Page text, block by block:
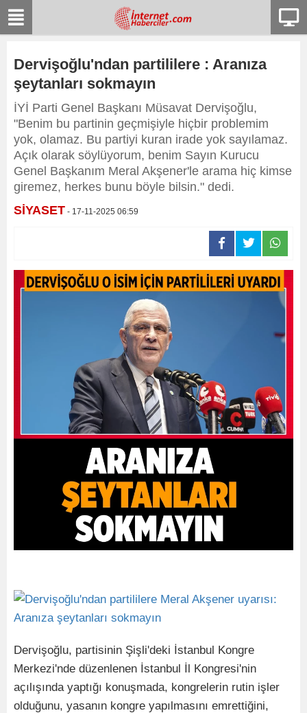
Dervişoğlu'ndan partililere : Aranıza
şeytanları sokmayın
İYİ Parti Genel Başkanı Müsavat Dervişoğlu,
"Benim bu partinin geçmişiyle hiçbir problemim
yok, olamaz. Bu partiyi kuran irade yok sayılamaz.
Açık olarak söylüyorum, benim Sayın Kurucu
Genel Başkanım Meral Akşener'le arama hiç kimse
giremez, herkes bunu böyle bilsin." dedi.
SİYASET - 17-11-2025 06:59
Dervişoğlu, partisinin Şişli'deki İstanbul Kongre
Merkezi'nde düzenlenen İstanbul İl Kongresi'nin
açılışında yaptığı konuşmada, kongrelerin rutin işler
olduğunu, yasanın kongre yapılmasını emrettiğini,